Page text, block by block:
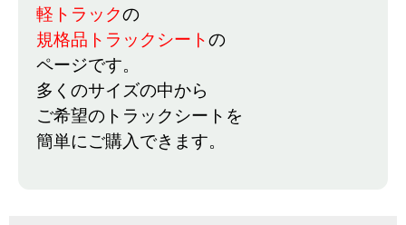
軽トラックの
規格品トラックシートの
ページです。
多くのサイズの中から
ご希望のトラックシートを
簡単にご購入できます。